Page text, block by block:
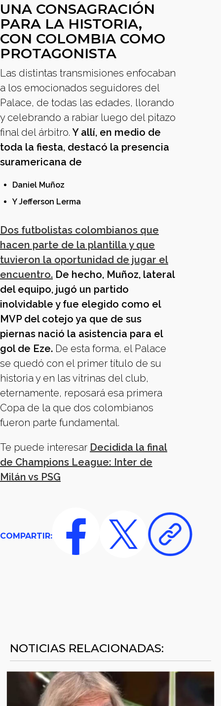
UNA CONSAGRACIÓN
PARA LA HISTORIA,
CON COLOMBIA COMO
PROTAGONISTA
Las distintas transmisiones enfocaban
a los emocionados seguidores del
Palace, de todas las edades, llorando
y celebrando a rabiar luego del pitazo
final del árbitro. Y allí, en medio de
toda la fiesta, destacó la presencia
suramericana de
Daniel Muñoz
Y Jefferson Lerma
Dos futbolistas colombianos que
hacen parte de la plantilla y que
tuvieron la oportunidad de jugar el
encuentro. De hecho, Muñoz, lateral
del equipo, jugó un partido
inolvidable y fue elegido como el
MVP del cotejo ya que de sus
piernas nació la asistencia para el
gol de Eze. De esta forma, el Palace
se quedó con el primer título de su
historia y en las vitrinas del club,
eternamente, reposará esa primera
Copa de la que dos colombianos
fueron parte fundamental.
Te puede interesar Decidida la final
de Champions League: Inter de
Milán vs PSG
COMPARTIR:
NOTICIAS RELACIONADAS: